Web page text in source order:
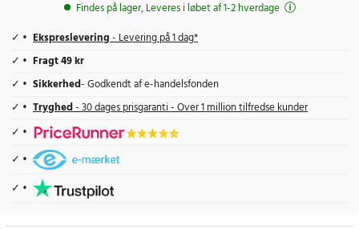
Findes på lager, Leveres i løbet af 1-2 hverdage
Ekspreslevering- Levering på 1 dag*
Fragt 49 kr
Sikkerhed- Godkendt af e-handelsfonden
Tryghed- 30 dages prisgaranti - Over 1 million tilfredse kunder